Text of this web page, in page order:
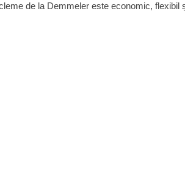
de la Demmeler este economic,